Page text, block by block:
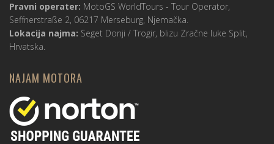
Pravni operater: MotoGS WorldTours - Tour Operator,
Seffnerstraße 2, 06217 Merseburg, Njemačka.
Lokacija najma: Seget Donji / Trogir, blizu Zračne luke Split,
Hrvatska.
NAJAM MOTORA